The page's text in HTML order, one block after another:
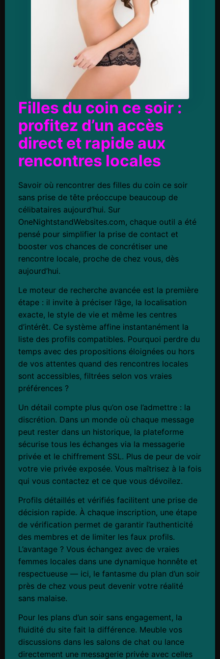
Filles du coin ce soir :
profitez d’un accès
direct et rapide aux
rencontres locales
Savoir où rencontrer des filles du coin ce soir
sans prise de tête préoccupe beaucoup de
célibataires aujourd’hui. Sur
OneNightstandWebsites.com, chaque outil a été
pensé pour simplifier la prise de contact et
booster vos chances de concrétiser une
rencontre locale, proche de chez vous, dès
aujourd’hui.
Le moteur de recherche avancée est la première
étape : il invite à préciser l’âge, la localisation
exacte, le style de vie et même les centres
d’intérêt. Ce système affine instantanément la
liste des profils compatibles. Pourquoi perdre du
temps avec des propositions éloignées ou hors
de vos attentes quand des rencontres locales
sont accessibles, filtrées selon vos vraies
préférences ?
Un détail compte plus qu’on ose l’admettre : la
discrétion. Dans un monde où chaque message
peut rester dans un historique, la plateforme
sécurise tous les échanges via la messagerie
privée et le chiffrement SSL. Plus de peur de voir
votre vie privée exposée. Vous maîtrisez à la fois
qui vous contactez et ce que vous dévoilez.
Profils détaillés et vérifiés facilitent une prise de
décision rapide. À chaque inscription, une étape
de vérification permet de garantir l’authenticité
des membres et de limiter les faux profils.
L’avantage ? Vous échangez avec de vraies
femmes locales dans une dynamique honnête et
respectueuse — ici, le fantasme du plan d’un soir
près de chez vous peut devenir votre réalité
sans malaise.
Pour les plans d’un soir sans engagement, la
fluidité du site fait la différence. Meuble vos
discussions dans les salons de chat ou lance
directement une messagerie privée avec celles